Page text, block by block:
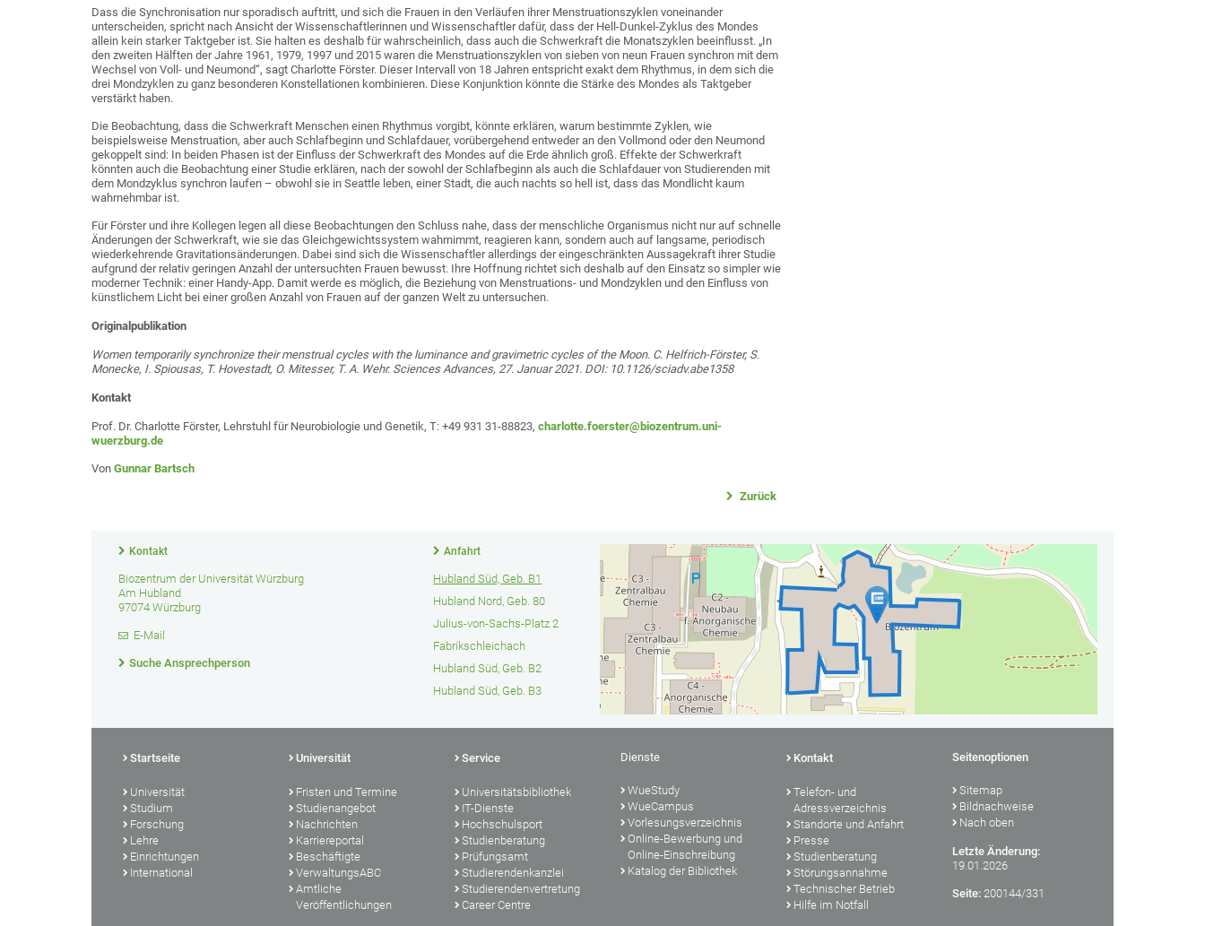
Dass die Synchronisation nur sporadisch auftritt, und sich die Frauen in den Verläufen ihrer Menstruationszyklen voneinander
unterscheiden, spricht nach Ansicht der Wissenschaftlerinnen und Wissenschaftler dafür, dass der Hell-Dunkel-Zyklus des Mondes
allein kein starker Taktgeber ist. Sie halten es deshalb für wahrscheinlich, dass auch die Schwerkraft die Monatszyklen beeinflusst. „In
den zweiten Hälften der Jahre 1961, 1979, 1997 und 2015 waren die Menstruationszyklen von sieben von neun Frauen synchron mit dem
Wechsel von Voll- und Neumond“, sagt Charlotte Förster. Dieser Intervall von 18 Jahren entspricht exakt dem Rhythmus, in dem sich die
drei Mondzyklen zu ganz besonderen Konstellationen kombinieren. Diese Konjunktion könnte die Stärke des Mondes als Taktgeber
verstärkt haben.
Die Beobachtung, dass die Schwerkraft Menschen einen Rhythmus vorgibt, könnte erklären, warum bestimmte Zyklen, wie
beispielsweise Menstruation, aber auch Schlafbeginn und Schlafdauer, vorübergehend entweder an den Vollmond oder den Neumond
gekoppelt sind: In beiden Phasen ist der Einfluss der Schwerkraft des Mondes auf die Erde ähnlich groß. Effekte der Schwerkraft
könnten auch die Beobachtung einer Studie erklären, nach der sowohl der Schlafbeginn als auch die Schlafdauer von Studierenden mit
dem Mondzyklus synchron laufen – obwohl sie in Seattle leben, einer Stadt, die auch nachts so hell ist, dass das Mondlicht kaum
wahrnehmbar ist.
Für Förster und ihre Kollegen legen all diese Beobachtungen den Schluss nahe, dass der menschliche Organismus nicht nur auf schnelle
Änderungen der Schwerkraft, wie sie das Gleichgewichtssystem wahrnimmt, reagieren kann, sondern auch auf langsame, periodisch
wiederkehrende Gravitationsänderungen. Dabei sind sich die Wissenschaftler allerdings der eingeschränkten Aussagekraft ihrer Studie
aufgrund der relativ geringen Anzahl der untersuchten Frauen bewusst. Ihre Hoffnung richtet sich deshalb auf den Einsatz so simpler wie
moderner Technik: einer Handy-App. Damit werde es möglich, die Beziehung von Menstruations- und Mondzyklen und den Einfluss von
künstlichem Licht bei einer großen Anzahl von Frauen auf der ganzen Welt zu untersuchen.
Originalpublikation
Women temporarily synchronize their menstrual cycles with the luminance and gravimetric cycles of the Moon. C. Helfrich-Förster, S.
Monecke, I. Spiousas, T. Hovestadt, O. Mitesser, T. A. Wehr. Sciences Advances, 27. Januar 2021. DOI: 10.1126/sciadv.abe1358
Kontakt
Prof. Dr. Charlotte Förster, Lehrstuhl für Neurobiologie und Genetik, T: +49 931 31-88823, charlotte.foerster@biozentrum.uni-
wuerzburg.de
Von Gunnar Bartsch
Zurück
Kontakt
Biozentrum der Universität Würzburg
Am Hubland
97074 Würzburg
E-Mail
Suche Ansprechperson
Anfahrt
Hubland Süd, Geb. B1
Hubland Nord, Geb. 80
Julius-von-Sachs-Platz 2
Fabrikschleichach
Hubland Süd, Geb. B2
Hubland Süd, Geb. B3
Startseite
Universität
Studium
Forschung
Lehre
Einrichtungen
International
Universität
Fristen und Termine
Studienangebot
Nachrichten
Karriereportal
Beschäftigte
VerwaltungsABC
Amtliche
Veröffentlichungen
Service
Universitätsbibliothek
IT-Dienste
Hochschulsport
Studienberatung
Prüfungsamt
Studierendenkanzlei
Studierendenvertretung
Career Centre
Dienste
WueStudy
WueCampus
Vorlesungsverzeichnis
Online-Bewerbung und
Online-Einschreibung
Katalog der Bibliothek
Kontakt
Telefon- und
Adressverzeichnis
Standorte und Anfahrt
Presse
Studienberatung
Störungsannahme
Technischer Betrieb
Hilfe im Notfall
Seitenoptionen
Sitemap
Bildnachweise
Nach oben
Letzte Änderung:
19.01.2026
Seite: 200144/331